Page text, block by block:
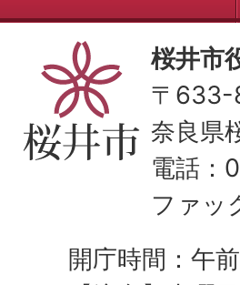
桜井市
〒633-
奈良県
電話：
ファッ
開庁時間：午